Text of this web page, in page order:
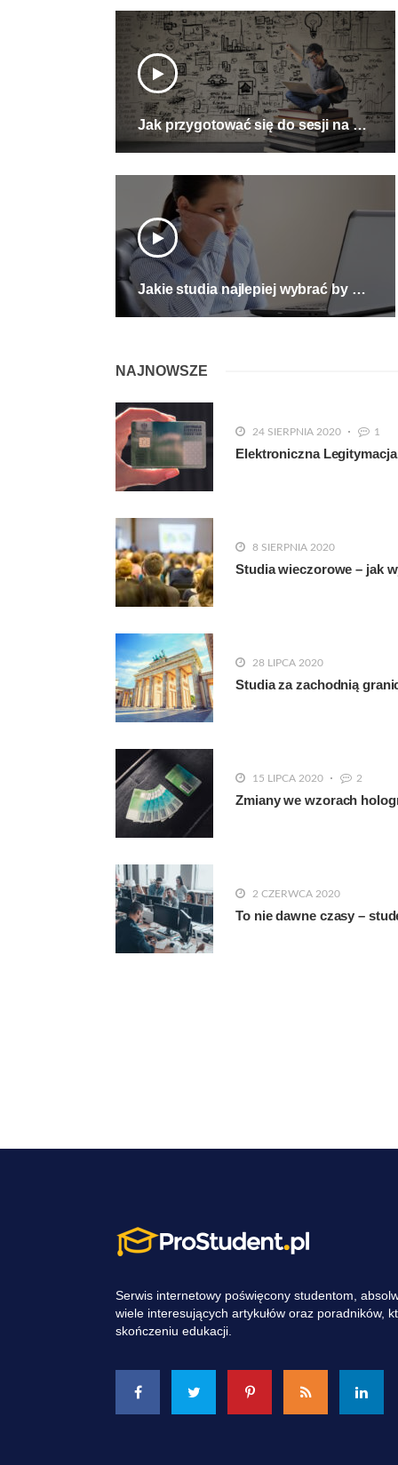
Jak przygotować się do sesji na studiach
Jakie studia najlepiej wybrać by nie żałować
NAJNOWSZE
24 SIERPNIA 2020 1
Elektroniczna
8 SIERPNIA 2020
Studia wieczorowe – jak
28 LIPCA 2020
Studia za zachodnią
15 LIPCA 2020 2
Zmiany we wzorach
2 CZERWCA 2020
To nie dawne czasy –
Serwis internetowy poświęcony studentom,
wiele interesujących artykułów oraz poradników,
skończeniu edukacji.